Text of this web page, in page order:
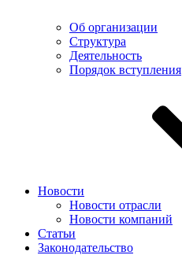
Об организации
Структура
Деятельность
Порядок вступления
Новости
Новости отрасли
Новости компаний
Статьи
Законодательство